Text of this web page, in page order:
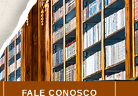
FALE CONOSCO